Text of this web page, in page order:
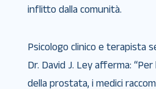
inflitto dalla comunità.
Psicologo clinico e terapista
Dr. David J. Ley afferma:
della prostata, i medici